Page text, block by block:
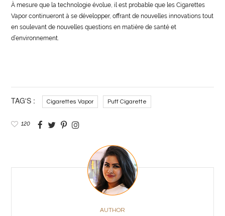
À mesure que la technologie évolue, il est probable que les Cigarettes
Vapor continueront à se développer, offrant de nouvelles innovations tout
en soulevant de nouvelles questions en matière de santé et
d’environnement.
TAG'S : Cigarettes Vapor Puff Cigarette
120
AUTHOR